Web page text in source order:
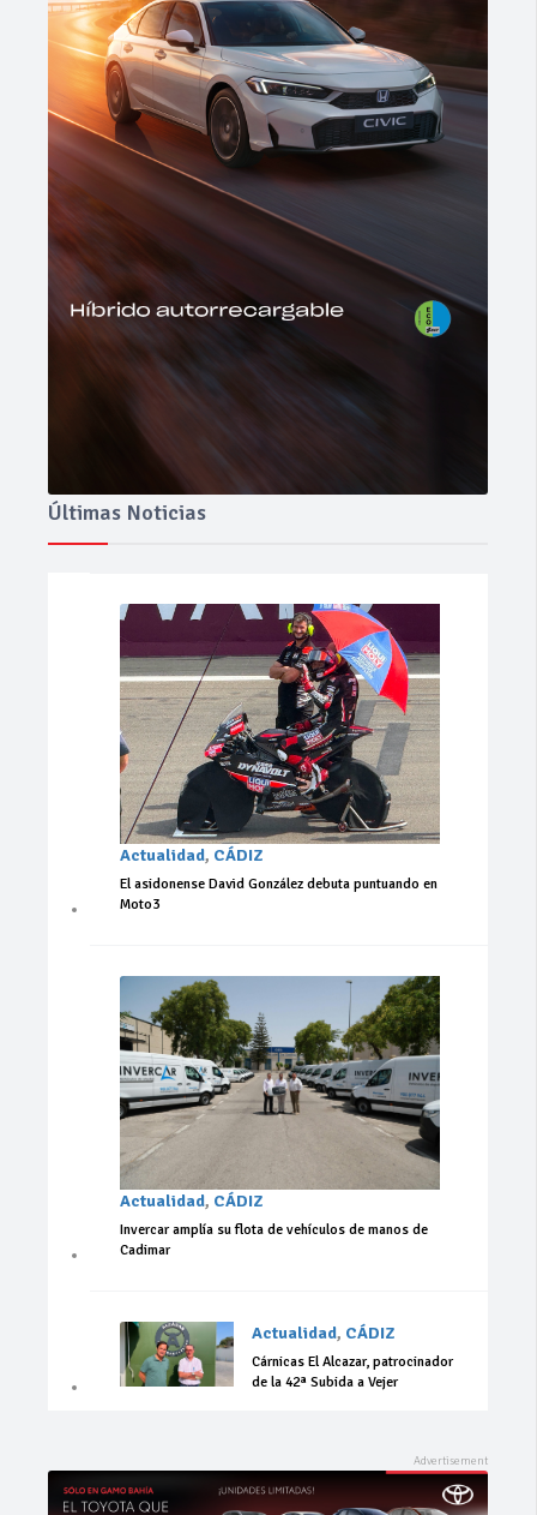
Últimas Noticias
Actualidad, CÁDIZ
El asidonense David González debuta puntuando en
Moto3
Actualidad, CÁDIZ
Invercar amplía su flota de vehículos de manos de
Cadimar
Actualidad, CÁDIZ
Cárnicas El Alcazar, patrocinador
de la 42ª Subida a Vejer